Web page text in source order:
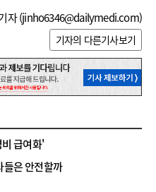
자 (jinho6346@dailymedi.com)
기자의 다른기사보기
급여화'
은 안전할까